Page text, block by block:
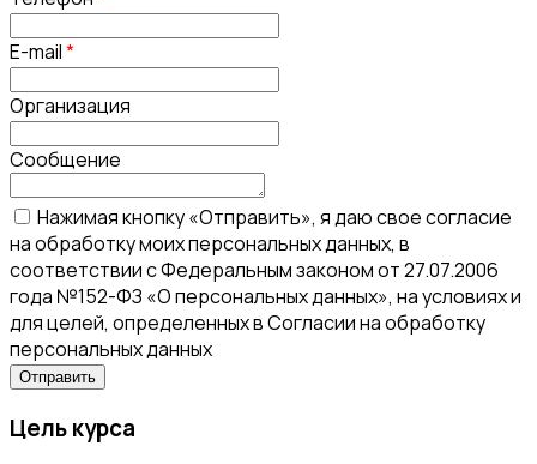
E-mail*
Организация
Сообщение
Нажимая кнопку «Отправить», я даю свое согласие
на обработку моих персональных данных, в
соответствии с Федеральным законом от 27.07.2006
года №152-ФЗ «О персональных данных», на условиях и
для целей, определенных в Согласии на обработку
персональных данных
Цель курса